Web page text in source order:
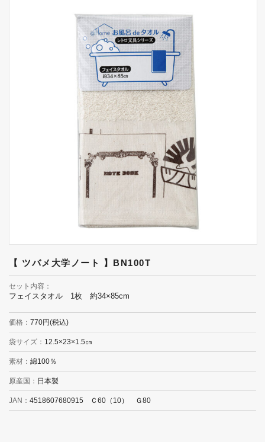
【 ツバメ大学ノート 】BN100T
セット内容
フェイスタオル 1枚 約34×85cm
価格 770円(税込)
袋サイズ 12.5×23×1.5㎝
素材 綿100％
原産国 日本製
JAN 4518607680915 Ｃ60（10） Ｇ80